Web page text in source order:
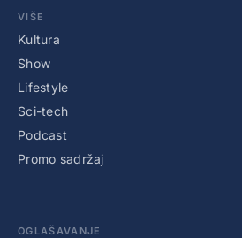
VIŠE
Kultura
Show
Lifestyle
Sci-tech
Podcast
Promo sadržaj
OGLAŠAVANJE